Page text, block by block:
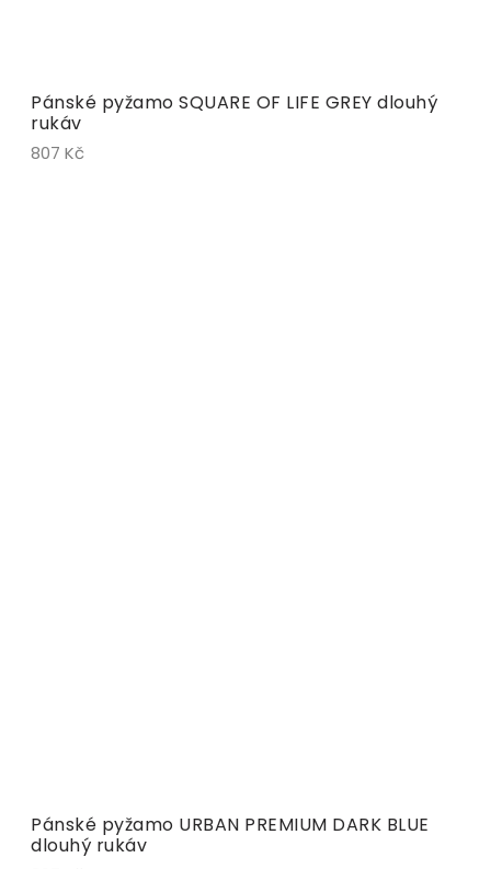
Pánské pyžamo SQUARE OF LIFE GREY dlouhý
rukáv
807 Kč
Pánské pyžamo URBAN PREMIUM DARK BLUE
dlouhý rukáv